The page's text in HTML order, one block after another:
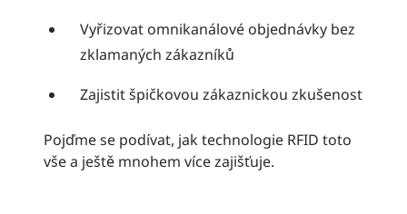
Vyřizovat omnikanálové objednávky bez
zklamaných zákazníků
Zajistit špičkovou zákaznickou zkušenost
Pojďme se podívat, jak technologie RFID toto
vše a ještě mnohem více zajišťuje.